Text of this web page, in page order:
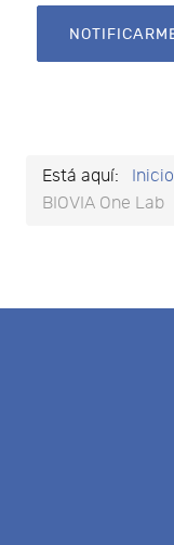
Está aquí: Inicio
BIOVIA One Lab